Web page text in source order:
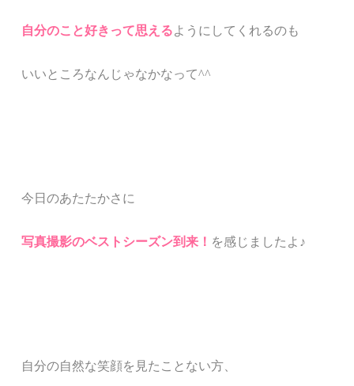
自分のこと好きって思えるようにしてくれるのも
いいところなんじゃなかなって^^
今日のあたたかさに
写真撮影のベストシーズン到来！ を感じましたよ♪
自分の自然な笑顔を見たことない方、